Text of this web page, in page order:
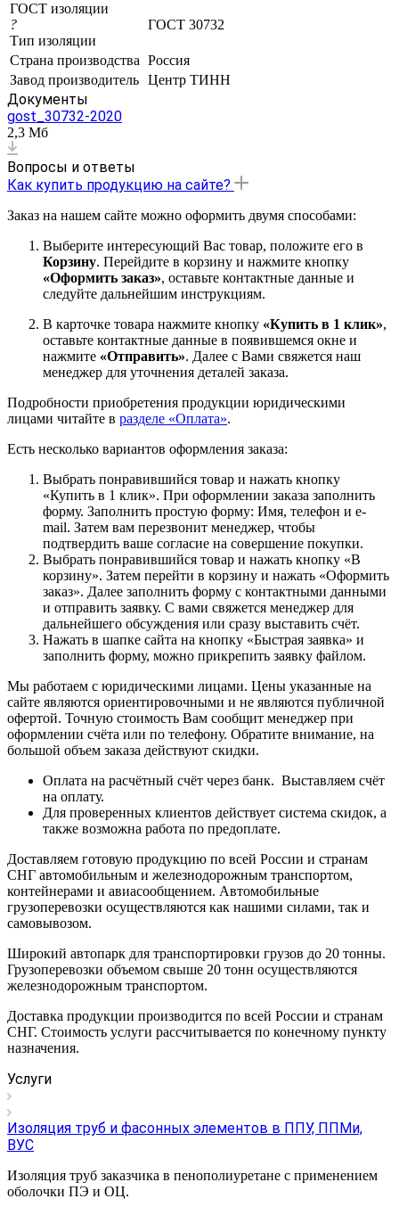
ГОСТ изоляции
?
Тип изоляции
ГОСТ 30732
Страна производства Россия
Завод производитель Центр ТИНН
Документы
gost_30732-2020
2,3 Мб
Вопросы и ответы
Как купить продукцию на сайте?
Заказ на нашем сайте можно оформить двумя способами:
Выберите интересующий Вас товар, положите его в
Корзину. Перейдите в корзину и нажмите кнопку
«Оформить заказ», оставьте контактные данные и
следуйте дальнейшим инструкциям.
В карточке товара нажмите кнопку «Купить в 1 клик»,
оставьте контактные данные в появившемся окне и
нажмите «Отправить». Далее с Вами свяжется наш
менеджер для уточнения деталей заказа.
Подробности приобретения продукции юридическими
лицами читайте в разделе «Оплата».
Есть несколько вариантов оформления заказа:
Выбрать понравившийся товар и нажать кнопку
«Купить в 1 клик». При оформлении заказа заполнить
форму. Заполнить простую форму: Имя, телефон и e-
mail. Затем вам перезвонит менеджер, чтобы
подтвердить ваше согласие на совершение покупки.
Выбрать понравившийся товар и нажать кнопку «В
корзину». Затем перейти в корзину и нажать «Оформить
заказ». Далее заполнить форму с контактными данными
и отправить заявку. С вами свяжется менеджер для
дальнейшего обсуждения или сразу выставить счёт.
Нажать в шапке сайта на кнопку «Быстрая заявка» и
заполнить форму, можно прикрепить заявку файлом.
Мы работаем с юридическими лицами. Цены указанные на
сайте являются ориентировочными и не являются публичной
офертой. Точную стоимость Вам сообщит менеджер при
оформлении счёта или по телефону. Обратите внимание, на
большой объем заказа действуют скидки.
Оплата на расчётный счёт через банк. Выставляем счёт
на оплату.
Для проверенных клиентов действует система скидок, а
также возможна работа по предоплате.
Доставляем готовую продукцию по всей России и странам
СНГ автомобильным и железнодорожным транспортом,
контейнерами и авиасообщением. Автомобильные
грузоперевозки осуществляются как нашими силами, так и
самовывозом.
Широкий автопарк для транспортировки грузов до 20 тонны.
Грузоперевозки объемом свыше 20 тонн осуществляются
железнодорожным транспортом.
Доставка продукции производится по всей России и странам
СНГ. Стоимость услуги рассчитывается по конечному пункту
назначения.
Услуги
Изоляция труб и фасонных элементов в ППУ, ППМи,
ВУС
Изоляция труб заказчика в пенополиуретане с применением
оболочки ПЭ и ОЦ.